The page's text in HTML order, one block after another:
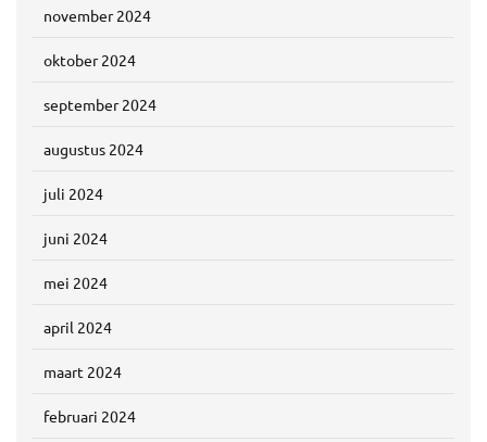
november 2024
oktober 2024
september 2024
augustus 2024
juli 2024
juni 2024
mei 2024
april 2024
maart 2024
februari 2024